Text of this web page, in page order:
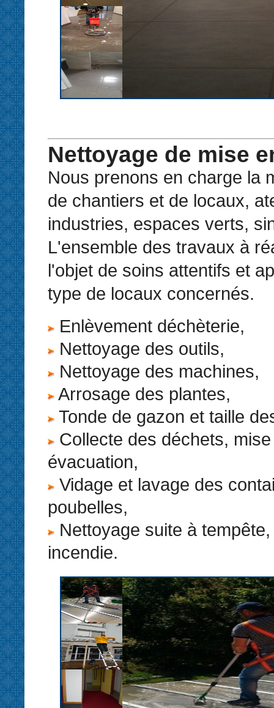
Nettoyage de mise
Nous prenons en charge la
de chantiers et de locaux,
industries, espaces verts,
L'ensemble des travaux à
l'objet de soins attentifs et
type de locaux concernés.
Enlèvement déchèterie,
Nettoyage des outils,
Nettoyage des machines,
Arrosage des plantes,
Tonde de gazon et taille
Collecte des déchets,
évacuation,
Vidage et lavage des
poubelles,
Nettoyage suite à
incendie.